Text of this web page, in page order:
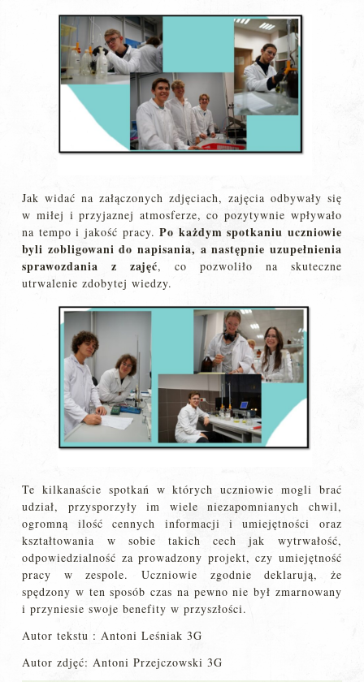
Jak widać na załączonych zdjęciach, zajęcia odbywały się
w miłej i przyjaznej atmosferze, co pozytywnie wpływało
na tempo i jakość pracy.Po każdym spotkaniu uczniowie
byli zobligowani do napisania, a następnie uzupełnienia
sprawozdania z zajęć, co pozwoliło na skuteczne
utrwalenie zdobytej wiedzy.
Te kilkanaście spotkań w których uczniowie mogli brać
udział, przysporzyły im wiele niezapomnianych chwil,
ogromną ilość cennych informacji i umiejętności oraz
kształtowania w sobie takich cech jak wytrwałość,
odpowiedzialność za prowadzony projekt, czy umiejętność
pracy w zespole. Uczniowie zgodnie deklarują, że
spędzony w ten sposób czas na pewno nie był zmarnowany
i przyniesie swoje benefity w przyszłości.
Autor tekstu : Antoni Leśniak 3G
Autor zdjęć: Antoni Przejczowski 3G